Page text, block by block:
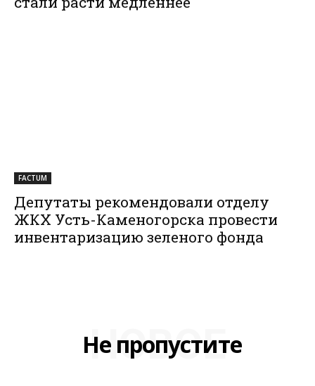
FACTUM
Депутаты рекомендовали отделу
ЖКХ Усть-Каменогорска провести
инвентаризацию зеленого фонда
Не пропустите
НОВОЕ